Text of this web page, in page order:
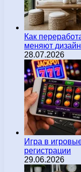
Как
меняют
28.07.2026
Игра в
регистрации
29.06.2026